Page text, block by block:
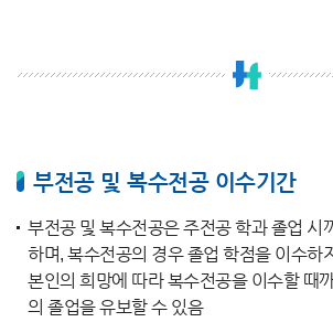
부전공 및 복수전공 이수기간
부전공 및 복수전공은 주전공 학과 졸업 시
하며, 복수전공의 경우 졸업 학점을 이수하
본인의 희망에 따라 복수전공을 이수할 때
의 졸업을 유보할 수 있음